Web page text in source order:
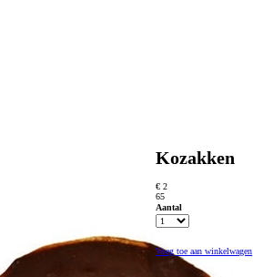
Kozakken
€ 2
65
Aantal
Voeg toe aan winkelwagen